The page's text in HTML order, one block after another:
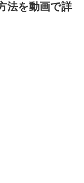
法を動画で詳